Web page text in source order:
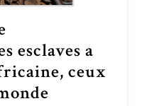
esclaves a
ceux